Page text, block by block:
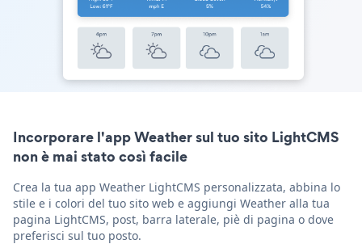
Incorporare l'app Weather sul tuo sito LightCMS
non è mai stato così facile
Crea la tua app Weather LightCMS personalizzata, abbina lo
stile e i colori del tuo sito web e aggiungi Weather alla tua
pagina LightCMS, post, barra laterale, piè di pagina o dove
preferisci sul tuo posto.